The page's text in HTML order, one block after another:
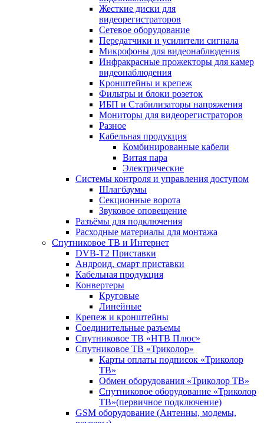
Жесткие диски для
видеорегистраторов
Сетевое оборудование
Передатчики и усилители сигнала
Микрофоны для видеонаблюдения
Инфракрасные прожекторы для камер
видеонаблюдения
Кронштейны и крепеж
Фильтры и блоки розеток
ИБП и Стабилизаторы напряжения
Мониторы для видеорегистраторов
Разное
Кабельная продукция
Комбинированные кабели
Витая пара
Электрические
Системы контроля и управления доступом
Шлагбаумы
Секционные ворота
Звуковое оповещение
Разъёмы для подключения
Расходные материалы для монтажа
Спутниковое ТВ и Интернет
DVB-Т2 Приставки
Андроид, смарт приставки
Кабельная продукция
Конвертеры
Круговые
Линейные
Крепеж и кронштейны
Соединительные разъемы
Спутниковое ТВ «НТВ Плюс»
Спутниковое ТВ «Триколор»
Карты оплаты подписок «Триколор
ТВ»
Обмен оборудования «Триколор ТВ»
Спутниковое оборудование «Триколор
ТВ»(первичное подключение)
GSM оборудование (Антенны, модемы,